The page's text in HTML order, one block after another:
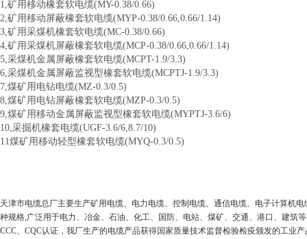
1,矿用移动橡套软电缆(MY-0.38/0.66)
2,矿用移动屏蔽橡套软电缆(MYP-0.38/0.66,0.66/1.14)
3,矿用采煤机橡套软电缆(MC-0.38/0.66)
4,矿用采煤机屏蔽橡套软电缆(MCP-0.38/0.66,0.66/1.14)
5,采煤机金属屏蔽橡套软电缆(MCPT-1.9/3.3)
6,采煤机金属屏蔽监视型橡套软电缆(MCPTJ-1.9/3.3)
7,煤矿用电钻电缆(MZ-0.3/0.5)
8,煤矿用电钻屏蔽橡套软电缆(MZP-0.3/0.5)
9,煤矿用移动金属屏蔽监视型橡套软电缆(MYPTJ-3.6/6)
10,采掘机橡套电缆(UGF-3.6/6,8.7/10)
11煤矿用移动轻型橡套软电缆(MYQ-0.3/0.5)
天津市电缆总厂主要生产矿用电缆、电力电缆、控制电缆、通信电缆、电子计算机
种规格,广泛用于电力、冶金、石油、化工、国防、电站、煤矿、交通、港口、建筑
CCC、CQC认证，我厂生产的电缆产品获得国家质量技术监督检验检疫颁发的工业